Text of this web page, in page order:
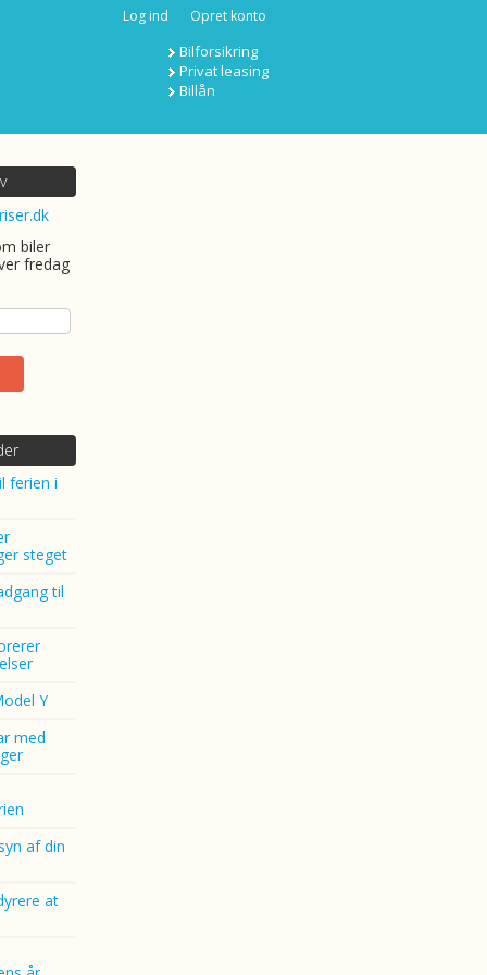
Log ind Opret konto
Bilforsikring
Privat leasing
Billån
biler
fredag
ferien i
steget
til
Y
med
af din
at